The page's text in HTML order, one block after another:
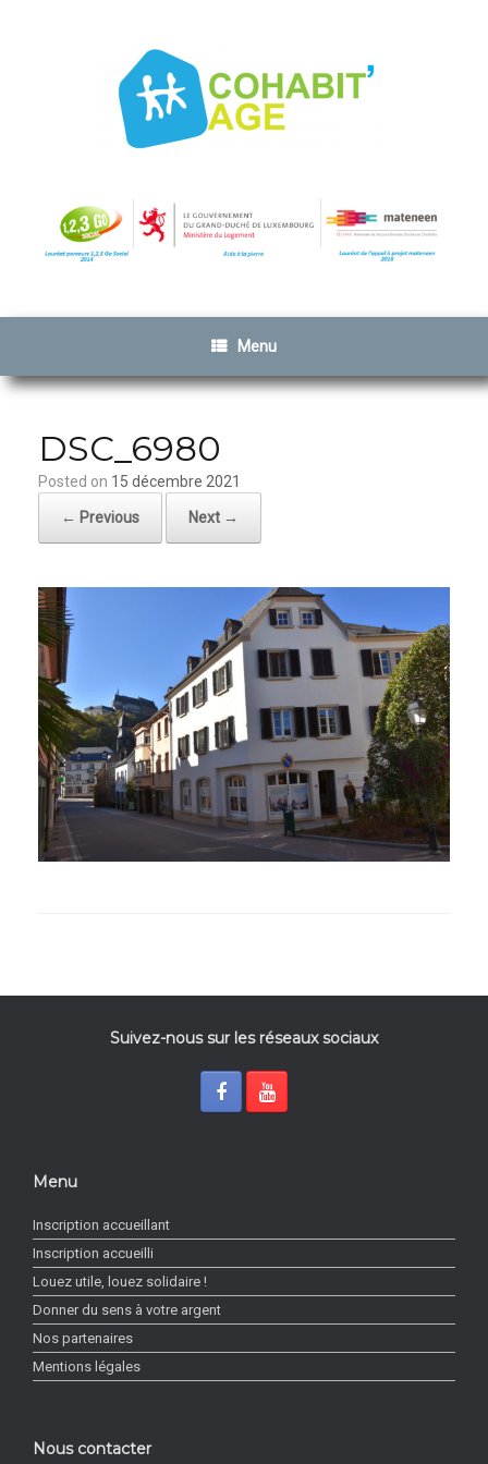
Menu
DSC_6980
Posted on 15 décembre 2021
← Previous Next →
Suivez-nous sur les réseaux sociaux
Menu
Inscription accueillant
Inscription accueilli
Louez utile, louez solidaire !
Donner du sens à votre argent
Nos partenaires
Mentions légales
Nous contacter